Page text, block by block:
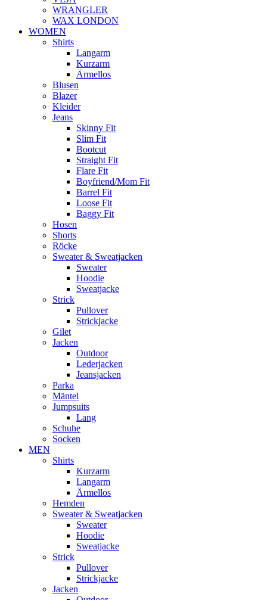
WRANGLER
WAX LONDON
WOMEN
Shirts
Langarm
Kurzarm
Ärmellos
Blusen
Blazer
Kleider
Jeans
Skinny Fit
Slim Fit
Bootcut
Straight Fit
Flare Fit
Boyfriend/Mom Fit
Barrel Fit
Loose Fit
Baggy Fit
Hosen
Shorts
Röcke
Sweater & Sweatjacken
Sweater
Hoodie
Sweatjacke
Strick
Pullover
Strickjacke
Gilet
Jacken
Outdoor
Lederjacken
Jeansjacken
Parka
Mäntel
Jumpsuits
Lang
Schuhe
Socken
MEN
Shirts
Kurzarm
Langarm
Ärmellos
Hemden
Sweater & Sweatjacken
Sweater
Hoodie
Sweatjacke
Strick
Pullover
Strickjacke
Jacken